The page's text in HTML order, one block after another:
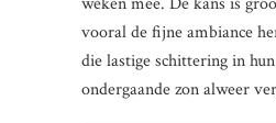
vooral de fijne ambiance
die lastige schittering in
ondergaande zon alweer